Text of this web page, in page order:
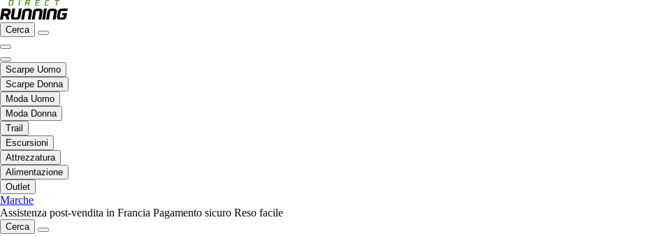
Cerca
Scarpe Uomo
Scarpe Donna
Moda Uomo
Moda Donna
Trail
Escursioni
Attrezzatura
Alimentazione
Outlet
Marche
Assistenza post-vendita in Francia Pagamento sicuro Reso facile
Cerca